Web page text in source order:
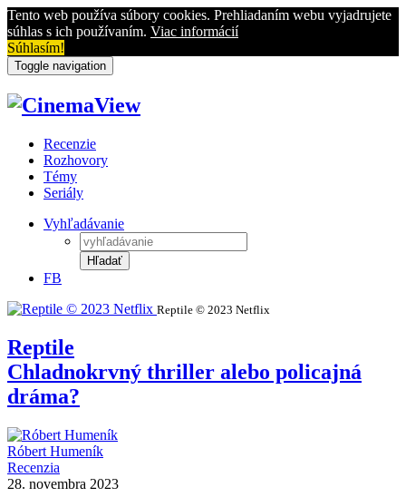
Tento web používa súbory cookies. Prehliadaním webu vyjadrujete
súhlas s ich používaním. Viac informácií
Súhlasím!
Toggle navigation
Recenzie
Rozhovory
Témy
Seriály
Vyhľadávanie
Hľadať
FB
Reptile © 2023 Netflix
Reptile
Chladnokrvný thriller alebo policajná
dráma?
Róbert Humeník
Recenzia
28. novembra 2023